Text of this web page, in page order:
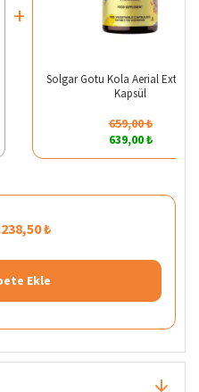
+
Solgar Gotu Kola Aerial Extract
Kapsül
659,00 ₺
639,00 ₺
₺
Ekle